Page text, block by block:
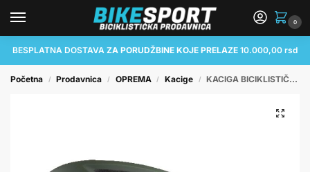
0
BESPLATNA DOSTAVA ZA PORUDŽBINE KOJE PRELAZE 10.000,00 rsd
Početna / Prodavnica / OPREMA / Kacige / KACIGA BICIKLISTIČKA LAZER COYOTE CE-CPSC/ MATTE DARK GREEN L